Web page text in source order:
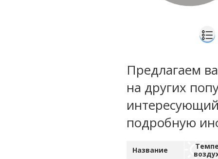
Предлагаем
на других
подробную
Название